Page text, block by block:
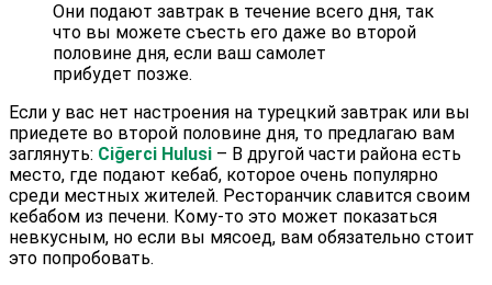
Они подают завтрак в течение всего дня, так
что вы можете съесть его даже во второй
половине дня, если ваш самолет
прибудет позже.
Если у вас нет настроения на турецкий завтрак или вы
приедете во второй половине дня, то предлагаю вам
заглянуть: Ciğerci Hulusi – В другой части района есть
место, где подают кебаб, которое очень популярно
среди местных жителей. Ресторанчик славится своим
кебабом из печени. Кому-то это может показаться
невкусным, но если вы мясоед, вам обязательно стоит
это попробовать.